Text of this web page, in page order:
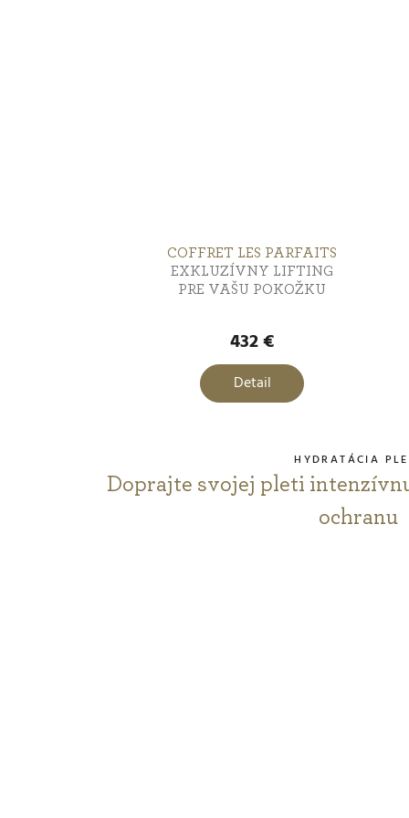
COFFRET LES PARFAITS
EXKLUZÍVNY LIFTING
PRE VAŠU POKOŽKU
432 €
Detail
HYDRATÁCIA
Doprajte svojej pleti
ochranu